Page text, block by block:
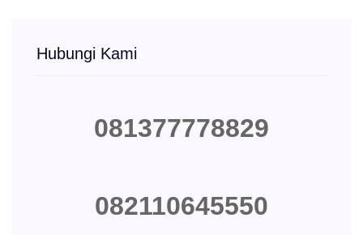
Hubungi Kami
081377778829
082110645550